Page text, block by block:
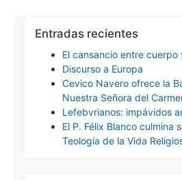
Entradas recientes
El cansancio entre cuerpo
Discurso a Europa
Cevico Navero ofrece la
Nuestra Señora del
Lefebvrianos: impávidos
El P. Félix Blanco culmina
Teología de la Vida